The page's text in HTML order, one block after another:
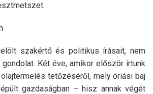
szakértő és politikus írásait, nem
Két éve, amikor először írtunk
tetőzéséről, mely óriási baj
gazdaságban – hisz annak végét